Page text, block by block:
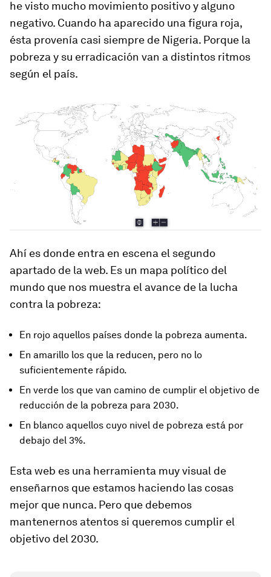
he visto mucho movimiento positivo y alguno
negativo. Cuando ha aparecido una figura roja,
ésta provenía casi siempre de Nigeria. Porque la
pobreza y su erradicación van a distintos ritmos
según el país.
Ahí es donde entra en escena el segundo
apartado de la web. Es un mapa político del
mundo que nos muestra el avance de la lucha
contra la pobreza:
En rojo aquellos países donde la pobreza aumenta.
En amarillo los que la reducen, pero no lo
suficientemente rápido.
En verde los que van camino de cumplir el objetivo de
reducción de la pobreza para 2030.
En blanco aquellos cuyo nivel de pobreza está por
debajo del 3%.
Esta web es una herramienta muy visual de
enseñarnos que estamos haciendo las cosas
mejor que nunca. Pero que debemos
mantenernos atentos si queremos cumplir el
objetivo del 2030.